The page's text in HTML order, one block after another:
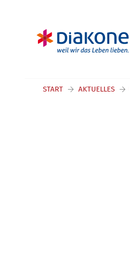
START AKTUELLES